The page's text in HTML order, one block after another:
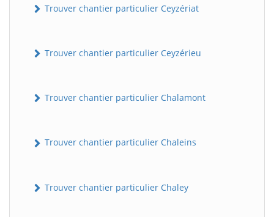
Trouver chantier particulier Ceyzériat
Trouver chantier particulier Ceyzérieu
Trouver chantier particulier Chalamont
Trouver chantier particulier Chaleins
Trouver chantier particulier Chaley